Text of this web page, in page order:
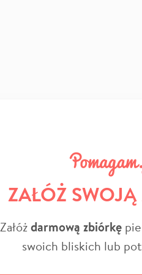
ZAŁÓŻ
Załóżdarmową zbiórkę
swoich bliskich lub